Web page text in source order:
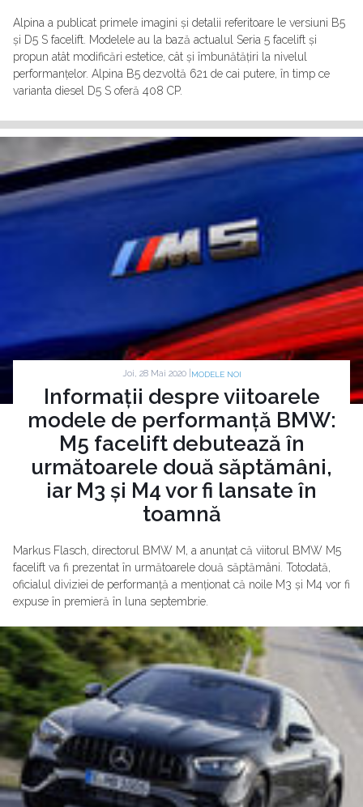
Alpina a publicat primele imagini și detalii referitoare le versiuni B5
și D5 S facelift. Modelele au la bază actualul Seria 5 facelift și
propun atât modificări estetice, cât și îmbunătățiri la nivelul
performanțelor. Alpina B5 dezvoltă 621 de cai putere, în timp ce
varianta diesel D5 S oferă 408 CP.
Joi, 28 Mai 2020 | MODELE NOI
Informații despre viitoarele
modele de performanță BMW:
M5 facelift debutează în
următoarele două săptămâni,
iar M3 și M4 vor fi lansate în
toamnă
Markus Flasch, directorul BMW M, a anunțat că viitorul BMW M5
facelift va fi prezentat în următoarele două săptămâni. Totodată,
oficialul diviziei de performanță a menționat că noile M3 și M4 vor fi
expuse în premieră în luna septembrie.